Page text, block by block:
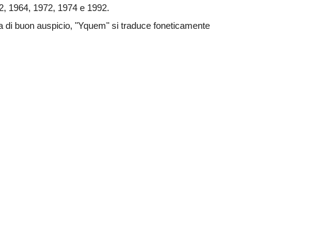
1964, 1972, 1974 e 1992.
buon auspicio, "Yquem" si traduce foneticamente